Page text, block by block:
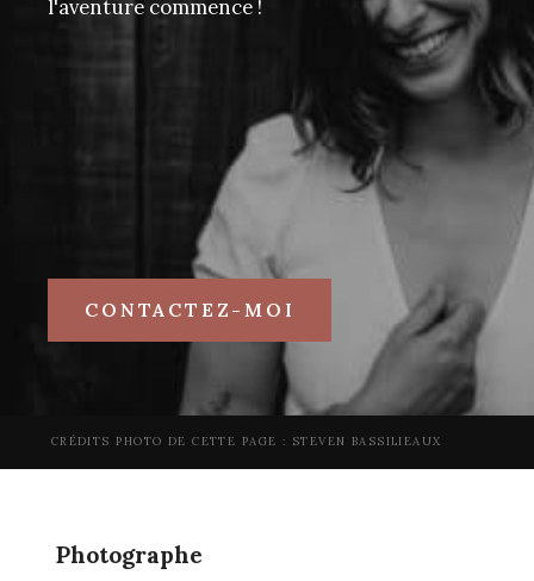
l'aventure commence !
CONTACTEZ-MOI
CRÉDITS PHOTO DE CETTE PAGE : STEVEN BASSILIEAUX
Photographe